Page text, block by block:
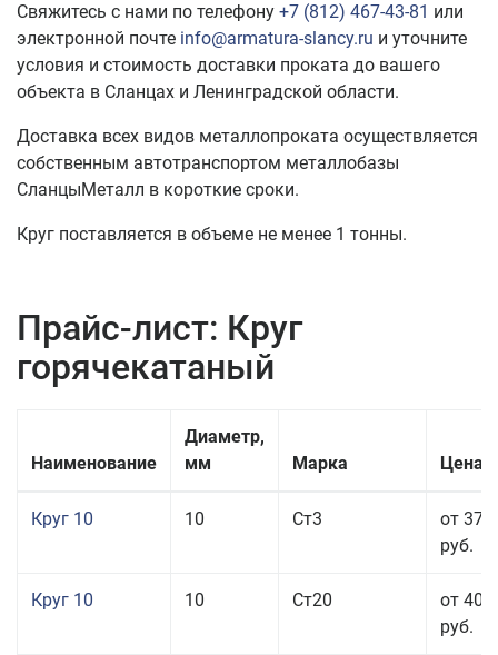
Свяжитесь с нами по телефону +7 (812) 467-43-81 или
электронной почте info@armatura-slancy.ru и уточните
условия и стоимость доставки проката до вашего
объекта в Сланцах и Ленинградской области.
Доставка всех видов металлопроката осуществляется
собственным автотранспортом металлобазы
СланцыМеталл в короткие сроки.
Круг поставляется в объеме не менее 1 тонны.
Прайс-лист: Круг
горячекатаный
Наименование
Диаметр,
мм
Марка Цена
Круг 10 10 Ст3
от 37
руб.
Круг 10 10 Ст20
от 40
руб.